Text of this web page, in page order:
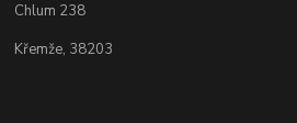
Chlum 238
Křemže, 38203